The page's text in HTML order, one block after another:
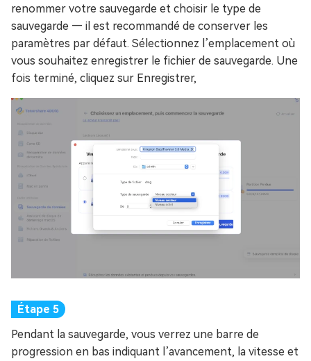
renommer votre sauvegarde et choisir le type de
sauvegarde — il est recommandé de conserver les
paramètres par défaut. Sélectionnez l’emplacement où
vous souhaitez enregistrer le fichier de sauvegarde. Une
fois terminé, cliquez sur Enregistrer,
Pendant la sauvegarde, vous verrez une barre de
progression en bas indiquant l’avancement, la vitesse et